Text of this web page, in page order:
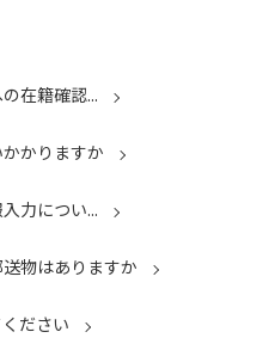
在籍確認...
かりますか
力につい...
物はありますか
ださい